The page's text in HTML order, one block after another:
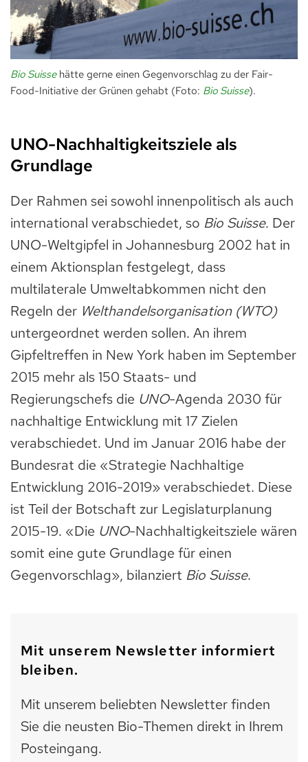
Bio Suissehätte gerne einen Gegenvorschlag zu der Fair-
Food-Initiative der Grünen gehabt (Foto: Bio Suisse).
UNO-Nachhaltigkeitsziele als
Grundlage
Der Rahmen sei sowohl innenpolitisch als auch
international verabschiedet, so Bio Suisse. Der
UNO-Weltgipfel in Johannesburg 2002 hat in
einem Aktionsplan festgelegt, dass
multilaterale Umweltabkommen nicht den
Regeln der Welthandelsorganisation (WTO)
untergeordnet werden sollen. An ihrem
Gipfeltreffen in New York haben im September
2015 mehr als 150 Staats- und
Regierungschefs die UNO-Agenda 2030 für
nachhaltige Entwicklung mit 17 Zielen
verabschiedet. Und im Januar 2016 habe der
Bundesrat die «Strategie Nachhaltige
Entwicklung 2016-2019» verabschiedet. Diese
ist Teil der Botschaft zur Legislaturplanung
2015-19. «Die UNO-Nachhaltigkeitsziele wären
somit eine gute Grundlage für einen
Gegenvorschlag», bilanziert Bio Suisse.
Mit unserem Newsletter informiert
bleiben.
Mit unserem beliebten Newsletter finden
Sie die neusten Bio-Themen direkt in Ihrem
Posteingang.